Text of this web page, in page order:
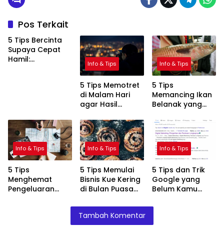
Pos Terkait
5 Tips Bercinta
Supaya Cepat
Hamil:
Info & Tips
5 Tips Memotret
di Malam Hari
agar Hasil
Info & Tips
5 Tips
Memancing Ikan
Belanak yang
Info & Tips
5 Tips
Menghemat
Pengeluaran
Info & Tips
5 Tips Memulai
Bisnis Kue Kering
di Bulan Puasa
Info & Tips
5 Tips dan Trik
Google yang
Belum Kamu
Tambah Komentar